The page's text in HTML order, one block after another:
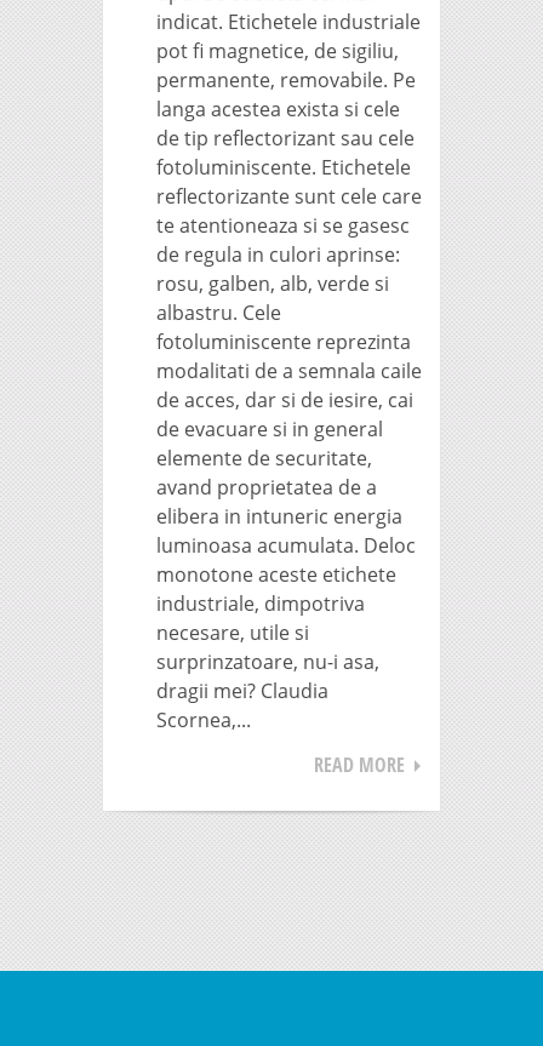
indicat. Etichetele industriale
pot fi magnetice, de sigiliu,
permanente, removabile. Pe
langa acestea exista si cele
de tip reflectorizant sau cele
fotoluminiscente. Etichetele
reflectorizante sunt cele care
te atentioneaza si se gasesc
de regula in culori aprinse:
rosu, galben, alb, verde si
albastru. Cele
fotoluminiscente reprezinta
modalitati de a semnala caile
de acces, dar si de iesire, cai
de evacuare si in general
elemente de securitate,
avand proprietatea de a
elibera in intuneric energia
luminoasa acumulata. Deloc
monotone aceste etichete
industriale, dimpotriva
necesare, utile si
surprinzatoare, nu-i asa,
dragii mei? Claudia
Scornea,...
READ MORE